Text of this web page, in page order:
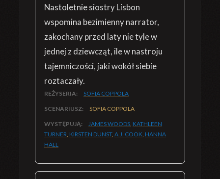
Nastoletnie siostry Lisbon
wspomina bezimienny narrator,
zakochany przed laty nie tyle w
jednej z dziewcząt, ile w nastroju
tajemniczości, jaki wokół siebie
roztaczały.
REŻYSERIA: SOFIA COPPOLA
SCENARIUSZ: SOFIA COPPOLA
WYSTĘPUJĄ: JAMES WOODS, KATHLEEN
TURNER, KIRSTEN DUNST, A.J. COOK, HANNA
HALL